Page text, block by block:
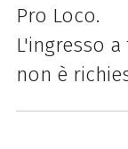
Pro Loco.
L'ingresso
non è